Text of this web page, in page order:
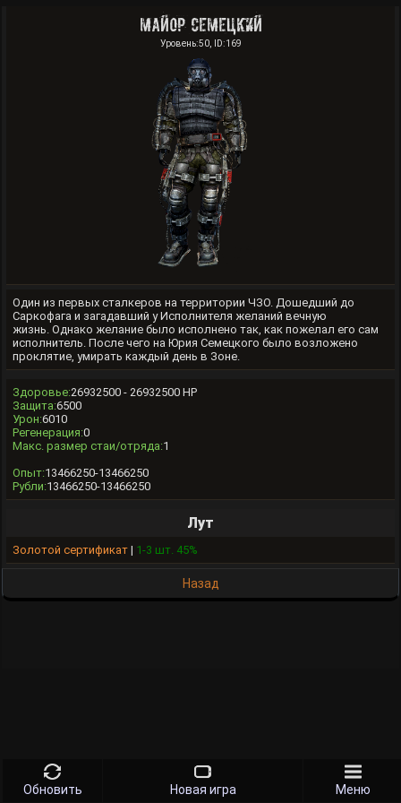
Майор Семецкий
Уровень:50, ID:169
Один из первых сталкеров на территории ЧЗО. Дошедший до
Саркофага и загадавший у Исполнителя желаний вечную
жизнь. Однако желание было исполнено так, как пожелал его сам
исполнитель. После чего на Юрия Семецкого было возложено
проклятие, умирать каждый день в Зоне.
Здоровье:26932500 - 26932500 HP
Защита:6500
Урон:6010
Регенерация:0
Макс. размер стаи/отряда:1
Опыт:13466250-13466250
Рубли:13466250-13466250
Лут
Золотой сертификат | 1-3 шт. 45%
Назад
Обновить Новая игра Меню